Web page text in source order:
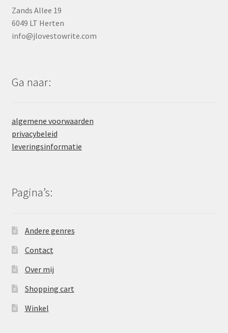
Zands Allee 19
6049 LT Herten
info@jlovestowrite.com
Ga naar:
algemene voorwaarden
privacybeleid
leveringsinformatie
Pagina’s:
Andere genres
Contact
Over mij
Shopping cart
Winkel